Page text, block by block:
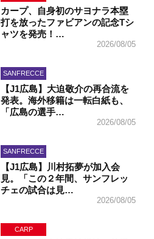
カープ、自身初のサヨナラ本塁
打を放ったファビアンの記念Tシ
ャツを発売！…
2026/08/05
SANFRECCE
【J1広島】大迫敬介の再合流を
発表。海外移籍は一転白紙も、
「広島の選手…
2026/08/05
SANFRECCE
【J1広島】川村拓夢が加入会
見。「この２年間、サンフレッ
チェの試合は見…
2026/08/05
CARP